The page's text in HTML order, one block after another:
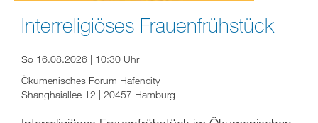
Interreligiöses Frauenfrühstück
So 16.08.2026 | 10:30 Uhr
Ökumenisches Forum Hafencity
Shanghaiallee 12 | 20457 Hamburg